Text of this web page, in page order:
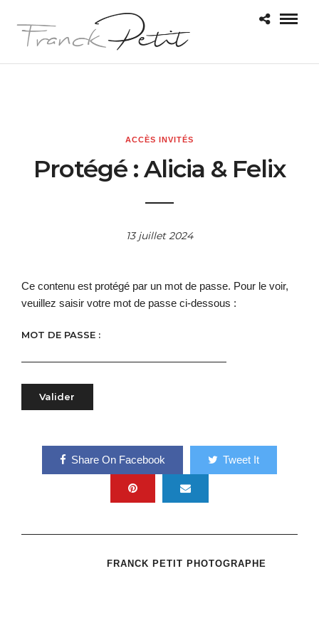
ACCÈS INVITÉS
Protégé : Alicia & Felix
13 juillet 2024
Ce contenu est protégé par un mot de passe. Pour le voir,
veuillez saisir votre mot de passe ci-dessous :
MOT DE PASSE :
Share On Facebook Tweet It
FRANCK PETIT PHOTOGRAPHE